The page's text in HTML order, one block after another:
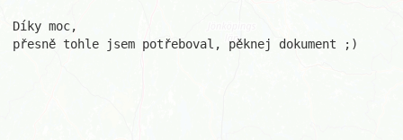
Díky moc,
přesně tohle jsem potřeboval, pěknej dokument ;)